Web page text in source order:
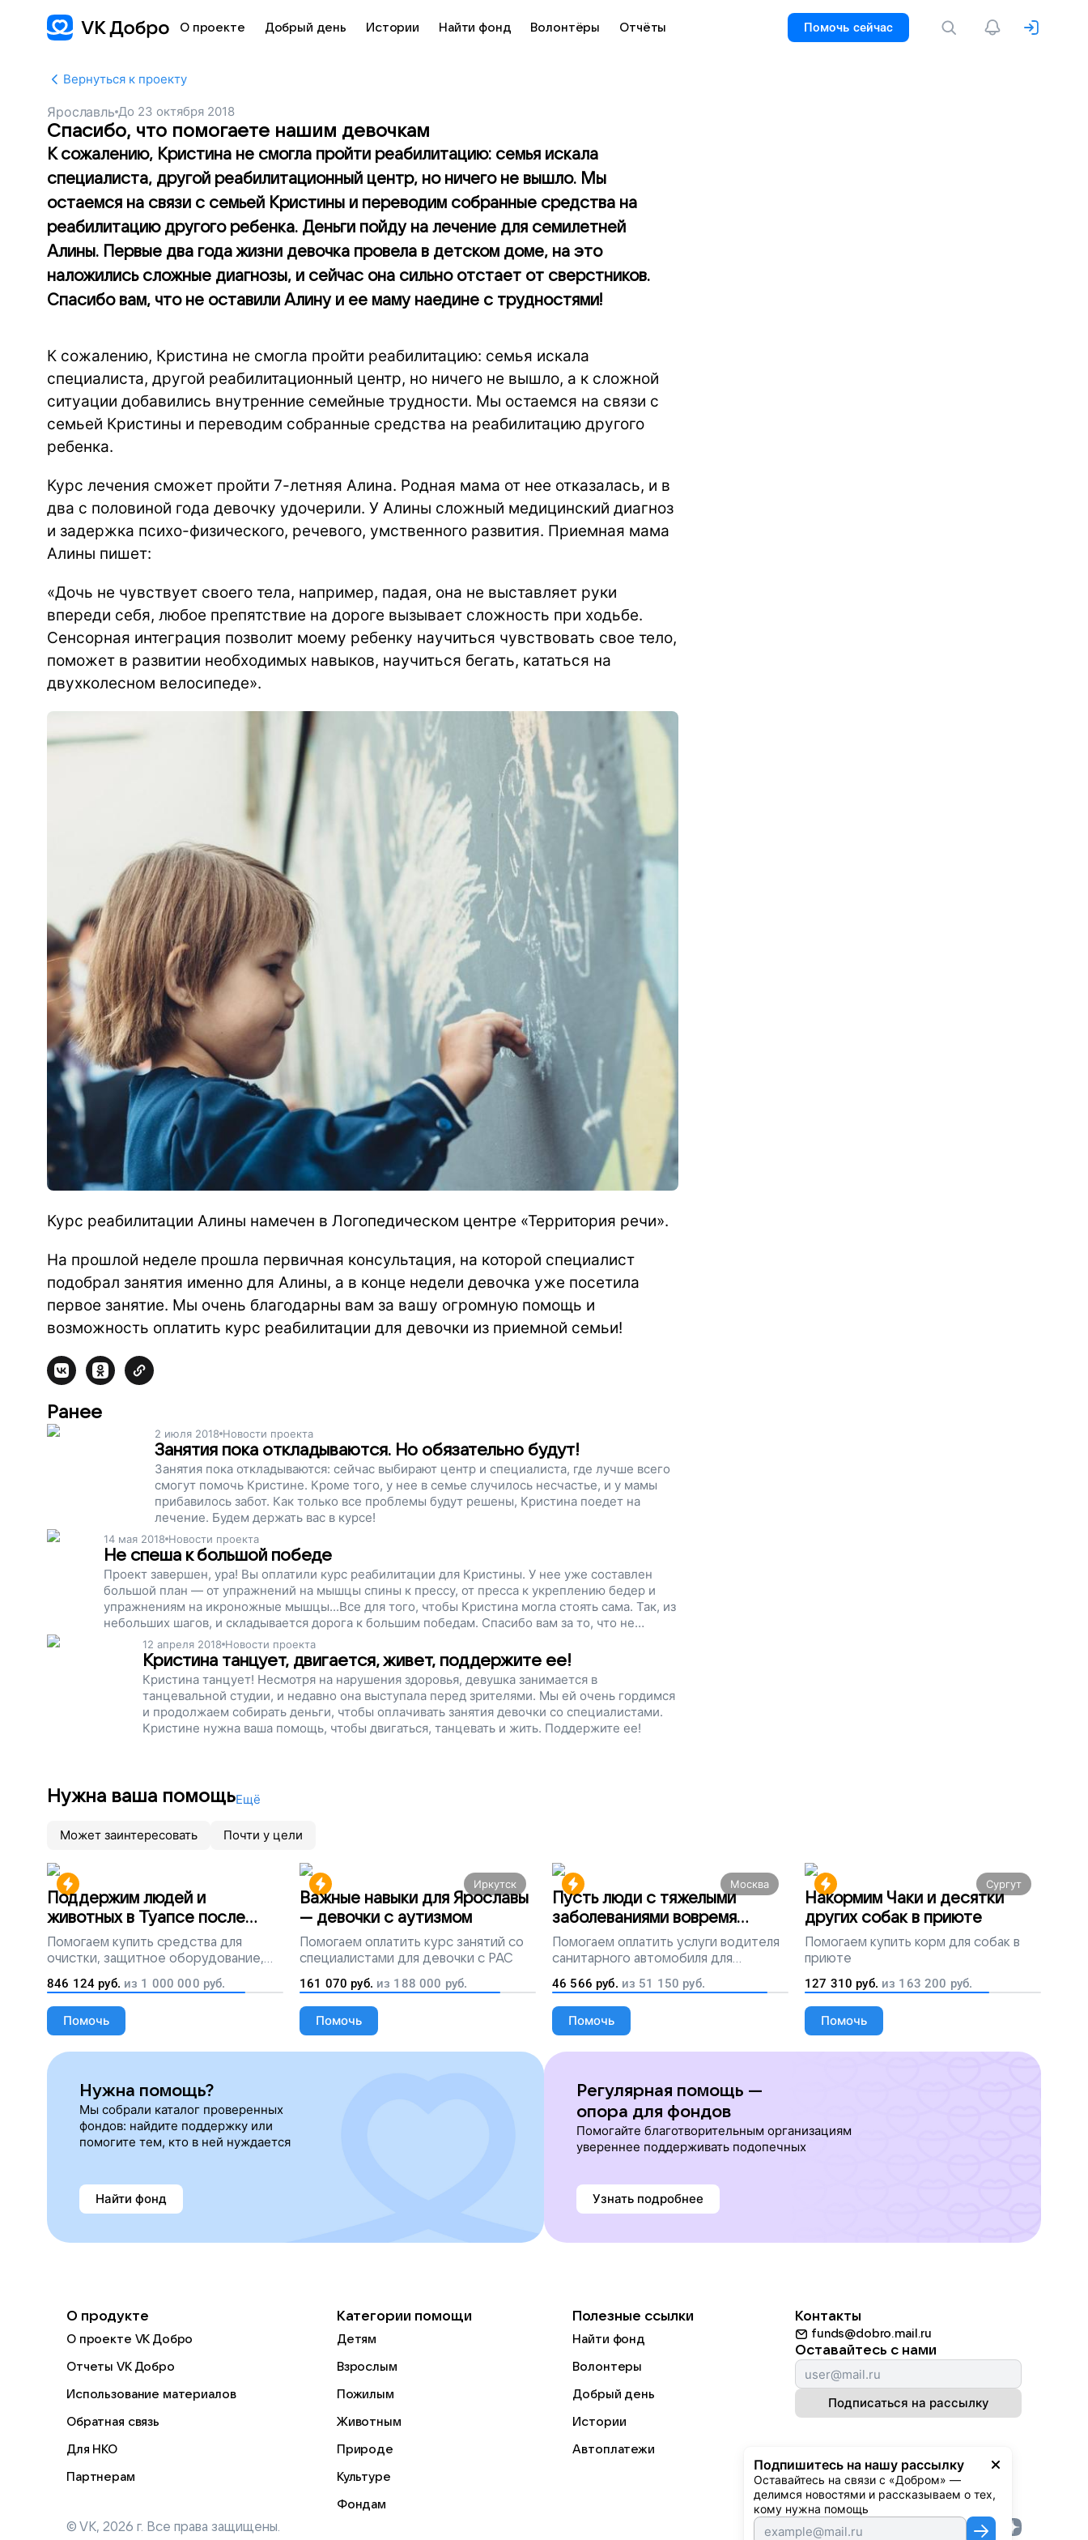
О проекте Добрый день Истории Найти фонд Волонтёры Отчёты Помочь сейчас
Вернуться к проекту
Ярославль До 23 октября 2018
Спасибо, что помогаете нашим девочкам
К сожалению, Кристина не смогла пройти реабилитацию: семья искала
специалиста, другой реабилитационный центр, но ничего не вышло. Мы
остаемся на связи с семьей Кристины и переводим собранные средства на
реабилитацию другого ребенка. Деньги пойду на лечение для семилетней
Алины. Первые два года жизни девочка провела в детском доме, на это
наложились сложные диагнозы, и сейчас она сильно отстает от сверстников.
Спасибо вам, что не оставили Алину и ее маму наедине с трудностями!
К сожалению, Кристина не смогла пройти реабилитацию: семья искала
специалиста, другой реабилитационный центр, но ничего не вышло, а к сложной
ситуации добавились внутренние семейные трудности. Мы остаемся на связи с
семьей Кристины и переводим собранные средства на реабилитацию другого
ребенка.
Курс лечения сможет пройти 7-летняя Алина. Родная мама от нее отказалась, и в
два с половиной года девочку удочерили. У Алины сложный медицинский диагноз
и задержка психо-физического, речевого, умственного развития. Приемная мама
Алины пишет:
«Дочь не чувствует своего тела, например, падая, она не выставляет руки
впереди себя, любое препятствие на дороге вызывает сложность при ходьбе.
Сенсорная интеграция позволит моему ребенку научиться чувствовать свое тело,
поможет в развитии необходимых навыков, научиться бегать, кататься на
двухколесном велосипеде».
Курс реабилитации Алины намечен в Логопедическом центре «Территория речи».
На прошлой неделе прошла первичная консультация, на которой специалист
подобрал занятия именно для Алины, а в конце недели девочка уже посетила
первое занятие. Мы очень благодарны вам за вашу огромную помощь и
возможность оплатить курс реабилитации для девочки из приемной семьи!
Ранее
2 июля 2018 Новости проекта
Занятия пока откладываются. Но обязательно будут!
Занятия пока откладываются: сейчас выбирают центр и специалиста, где лучше всего
смогут помочь Кристине. Кроме того, у нее в семье случилось несчастье, и у мамы
прибавилось забот. Как только все проблемы будут решены, Кристина поедет на
лечение. Будем держать вас в курсе!
14 мая 2018 Новости проекта
Не спеша к большой победе
Проект завершен, ура! Вы оплатили курс реабилитации для Кристины. У нее уже составлен
большой план — от упражнений на мышцы спины к прессу, от пресса к укреплению бедер и
упражнениям на икроножные мышцы...Все для того, чтобы Кристина могла стоять сама. Так, из
небольших шагов, и складывается дорога к большим победам. Спасибо вам за то, что не
бросаете Кристину на этой дороге и идете вместе с ней.
12 апреля 2018 Новости проекта
Кристина танцует, двигается, живет, поддержите ее!
Кристина танцует! Несмотря на нарушения здоровья, девушка занимается в
танцевальной студии, и недавно она выступала перед зрителями. Мы ей очень гордимся
и продолжаем собирать деньги, чтобы оплачивать занятия девочки со специалистами.
Кристине нужна ваша помощь, чтобы двигаться, танцевать и жить. Поддержите ее!
Нужна ваша помощьЕщё
Может заинтересовать Почти у цели
Поддержим людей и
животных в Туапсе после
разлива мазута
Помогаем купить средства для
очистки, защитное оборудование,
лекарства, корм и предметы первой
необходимости
846 124 руб. из 1 000 000 руб.
Помочь
Иркутск
Важные навыки для Ярославы
— девочки с аутизмом
Помогаем оплатить курс занятий со
специалистами для девочки с РАС
161 070 руб. из 188 000 руб.
Помочь
Москва
Пусть люди с тяжелыми
заболеваниями вовремя
попадут на лечение
Помогаем оплатить услуги водителя
санитарного автомобиля для
перевозки тяжелобольных людей
46 566 руб. из 51 150 руб.
Помочь
Сургут
Накормим Чаки и десятки
других собак в приюте
Помогаем купить корм для собак в
приюте
127 310 руб. из 163 200 руб.
Помочь
Нужна помощь?
Мы собрали каталог проверенных
фондов: найдите поддержку или
помогите тем, кто в ней нуждается
Найти фонд
Регулярная помощь —
опора для фондов
Помогайте благотворительным организациям
увереннее поддерживать подопечных
Узнать подробнее
Подпишитесь на нашу рассылку
Оставайтесь на связи с «Добром» —
делимся новостями и рассказываем о тех,
кому нужна помощь
О продукте
О проекте VK Добро
Отчеты VK Добро
Использование материалов
Обратная связь
Для НКО
Партнерам
Категории помощи
Детям
Взрослым
Пожилым
Животным
Природе
Культуре
Фондам
Полезные ссылки
Найти фонд
Волонтеры
Добрый день
Истории
Автоплатежи
Контакты
funds@dobro.mail.ru
Оставайтесь с нами
Подписаться на рассылку
© VK, 2026 г. Все права защищены.